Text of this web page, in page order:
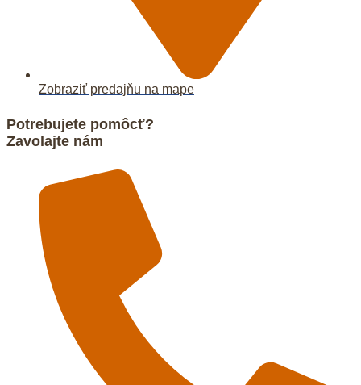
Zobraziť predajňu na mape
Potrebujete pomôcť?
Zavolajte nám